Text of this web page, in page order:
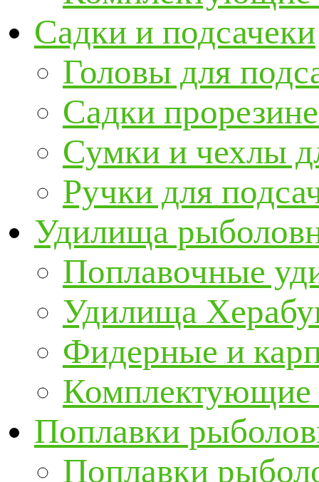
Садки и подсачеки
Головы для
Садки
Сумки и чехлы
Ручки для
Удилища
Поплавочные
Удилища
Фидерные и
Поплавки
Поплавки